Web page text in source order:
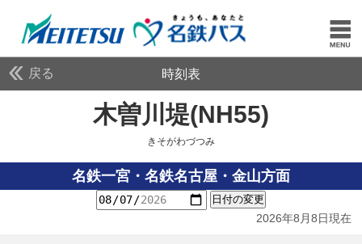
戻る 時刻表
木曽川堤(NH55)
きそがわづつみ
名鉄一宮・名鉄名古屋・金山方面
日付の変更
2026年8月8日現在